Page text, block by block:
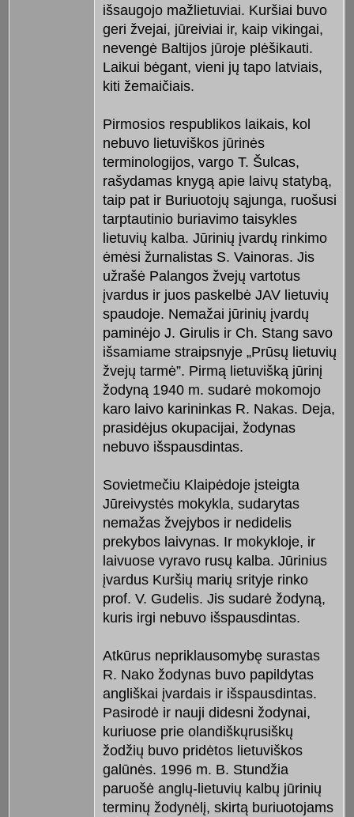
išsaugojo mažlietuviai. Kuršiai buvo
geri žvejai, jūreiviai ir, kaip vikingai,
nevengė Baltijos jūroje plėšikauti.
Laikui bėgant, vieni jų tapo latviais,
kiti žemaičiais.
Pirmosios respublikos laikais, kol
nebuvo lietuviškos jūrinės
terminologijos, vargo T. Šulcas,
rašydamas knygą apie laivų statybą,
taip pat ir Buriuotojų sąjunga, ruošusi
tarptautinio buriavimo taisykles
lietuvių kalba. Jūrinių įvardų rinkimo
ėmėsi žurnalistas S. Vainoras. Jis
užrašė Palangos žvejų vartotus
įvardus ir juos paskelbė JAV lietuvių
spaudoje. Nemažai jūrinių įvardų
paminėjo J. Girulis ir Ch. Stang savo
išsamiame straipsnyje „Prūsų lietuvių
žvejų tarmė”. Pirmą lietuvišką jūrinį
žodyną 1940 m. sudarė mokomojo
karo laivo karininkas R. Nakas. Deja,
prasidėjus okupacijai, žodynas
nebuvo išspausdintas.
Sovietmečiu Klaipėdoje įsteigta
Jūreivystės mokykla, sudarytas
nemažas žvejybos ir nedidelis
prekybos laivynas. Ir mokykloje, ir
laivuose vyravo rusų kalba. Jūrinius
įvardus Kuršių marių srityje rinko
prof. V. Gudelis. Jis sudarė žodyną,
kuris irgi nebuvo išspausdintas.
Atkūrus nepriklausomybę surastas
R. Nako žodynas buvo papildytas
angliškai įvardais ir išspausdintas.
Pasirodė ir nauji didesni žodynai,
kuriuose prie olandiškųrusiškų
žodžių buvo pridėtos lietuviškos
galūnės. 1996 m. B. Stundžia
paruošė anglų-lietuvių kalbų jūrinių
terminų žodynėlį, skirtą buriuotojams